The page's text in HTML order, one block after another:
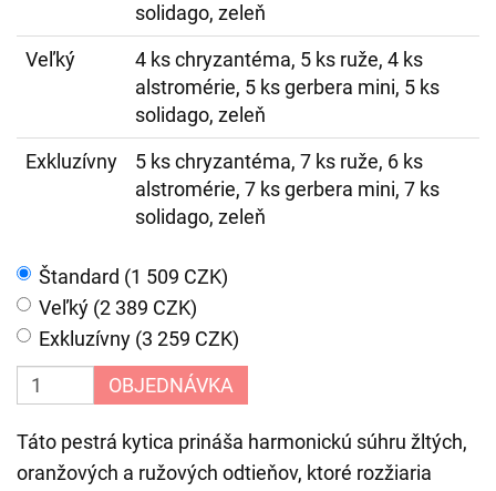
solidago, zeleň
Veľký
4 ks chryzantéma, 5 ks ruže, 4 ks
alstromérie, 5 ks gerbera mini, 5 ks
solidago, zeleň
Exkluzívny
5 ks chryzantéma, 7 ks ruže, 6 ks
alstromérie, 7 ks gerbera mini, 7 ks
solidago, zeleň
Štandard (1 509 CZK)
Veľký (2 389 CZK)
Exkluzívny (3 259 CZK)
OBJEDNÁVKA
Táto pestrá kytica prináša harmonickú súhru žltých,
oranžových a ružových odtieňov, ktoré rozžiaria